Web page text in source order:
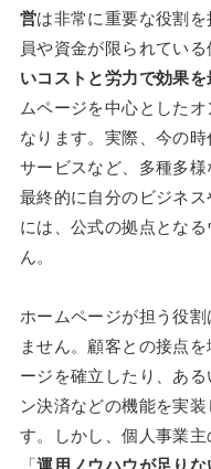
営は非常に重要な役割
員や資金が限られている
いコストと労力で効果を
ムページを中心とした
なります。実際、今の
サービスなど、多種多様
最終的に自分のビジネ
には、公式の拠点とな
ん。
ホームページが担う役
ません。顧客との接点
ージを確立したり、あ
ン決済などの機能を実
す。しかし、個人事業主